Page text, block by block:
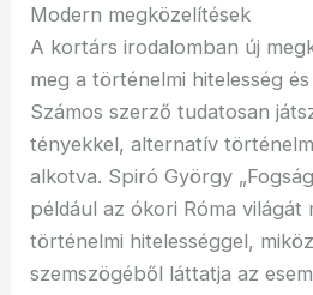
Modern megközelítések
A kortárs irodalomban új
meg a történelmi hitelesség
Számos szerző tudatosan
tényekkel, alternatív
alkotva. Spiró György
például az ókori Róma világát
történelmi hitelességgel,
szemszögéből láttatja az